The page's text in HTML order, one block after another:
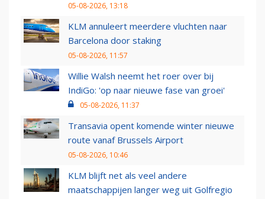
05-08-2026, 13:18
KLM annuleert meerdere vluchten naar
Barcelona door staking
05-08-2026, 11:57
Willie Walsh neemt het roer over bij
IndiGo: 'op naar nieuwe fase van groei'
05-08-2026, 11:37
Transavia opent komende winter nieuwe
route vanaf Brussels Airport
05-08-2026, 10:46
KLM blijft net als veel andere
maatschappijen langer weg uit Golfregio